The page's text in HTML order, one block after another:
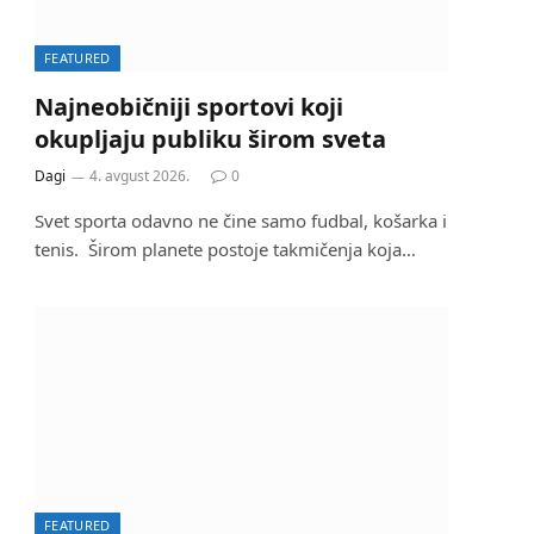
FEATURED
Najneobičniji sportovi koji
okupljaju publiku širom sveta
Dagi 4. avgust 2026. 0
Svet sporta odavno ne čine samo fudbal, košarka i
tenis. Širom planete postoje takmičenja koja…
FEATURED